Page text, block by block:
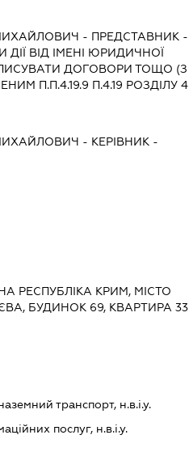
- ПРЕДСТАВНИК -
ДІЇ ВІД ІМЕНІ ЮРИДИЧНОЇ
ДОГОВОРИ ТОЩО (З
П.П.4.19.9 П.4.19 РОЗДІЛУ 4
- КЕРІВНИК -
РЕСПУБЛІКА КРИМ, МІСТО
БУДИНОК 69, КВАРТИРА 33
транспорт, н.в.і.у.
послуг, н.в.і.у.